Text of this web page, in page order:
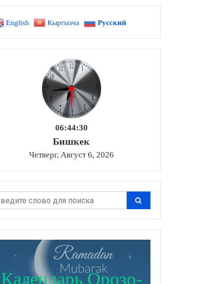
English Кыргызча Русский
06:44:31
Бишкек
Четверг, Август 6, 2026
Календарь Орозо-